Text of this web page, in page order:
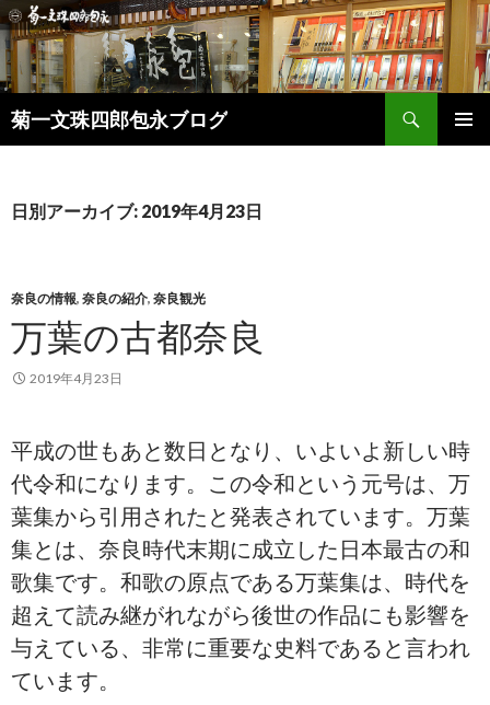
菊一文珠四郎包永ブログ
検
索
ン
キ
ッ
プ
日別アーカイブ: 2019年4月23日
奈良の情報, 奈良の紹介, 奈良観光
万葉の古都奈良
2019年4月23日
平成の世もあと数日となり、いよいよ新しい時
代令和になります。この令和という元号は、万
葉集から引用されたと発表されています。万葉
集とは、奈良時代末期に成立した日本最古の和
歌集です。和歌の原点である万葉集は、時代を
超えて読み継がれながら後世の作品にも影響を
与えている、非常に重要な史料であると言われ
ています。